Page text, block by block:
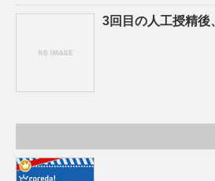
3回目の人工授精後